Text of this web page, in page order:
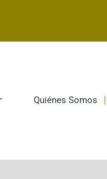
Quiénes Somos